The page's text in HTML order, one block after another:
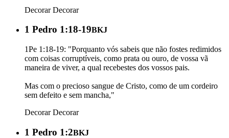
Decorar Decorar
1 Pedro 1:18-19BKJ
1Pe 1:18-19: "Porquanto vós sabeis que não fostes redimidos
com coisas corruptíveis, como prata ou ouro, de vossa vã
maneira de viver, a qual recebestes dos vossos pais.
Mas com o precioso sangue de Cristo, como de um cordeiro
sem defeito e sem mancha,"
Decorar Decorar
1 Pedro 1:2BKJ